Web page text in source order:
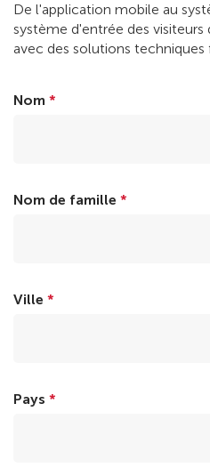
Nom *
Nom de famille *
Ville *
Pays *
De l'application mobile au
système d'entrée des
avec des solutions techniques